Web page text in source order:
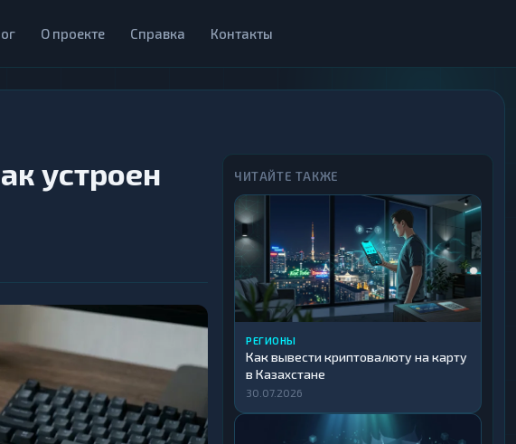
О проекте Справка Контакты
устроен
ЧИТАЙТЕ ТАКЖЕ
РЕГИОНЫ
Как вывести криптовалюту на карту
в Казахстане
30.07.2026